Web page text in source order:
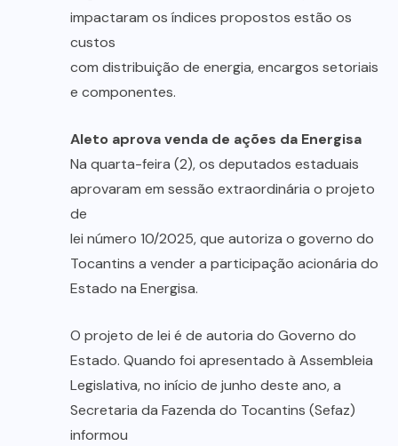
impactaram os índices propostos estão os
custos
com distribuição de energia, encargos setoriais
e componentes.
Aleto aprova venda de ações da Energisa
Na quarta-feira (2), os deputados estaduais
aprovaram em sessão extraordinária o projeto
de
lei número 10/2025, que autoriza o governo do
Tocantins a vender a participação acionária do
Estado na Energisa.
O projeto de lei é de autoria do Governo do
Estado. Quando foi apresentado à Assembleia
Legislativa, no início de junho deste ano, a
Secretaria da Fazenda do Tocantins (Sefaz)
informou